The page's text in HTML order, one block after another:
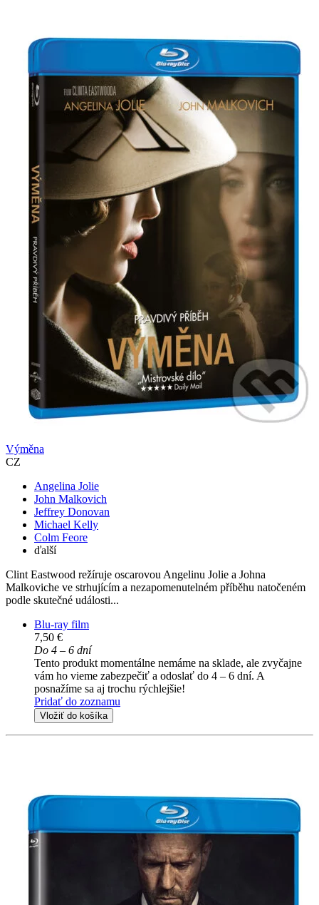
Výměna
CZ
Angelina Jolie
John Malkovich
Jeffrey Donovan
Michael Kelly
Colm Feore
ďalší
Clint Eastwood režíruje oscarovou Angelinu Jolie a Johna
Malkoviche ve strhujícím a nezapomenutelném příběhu natočeném
podle skutečné události...
Blu-ray film
7,50 €
Do 4 – 6 dní
Tento produkt momentálne nemáme na sklade, ale zvyčajne
vám ho vieme zabezpečiť a odoslať do 4 – 6 dní. A
posnažíme sa aj trochu rýchlejšie!
Pridať do zoznamu
Vložiť do košíka